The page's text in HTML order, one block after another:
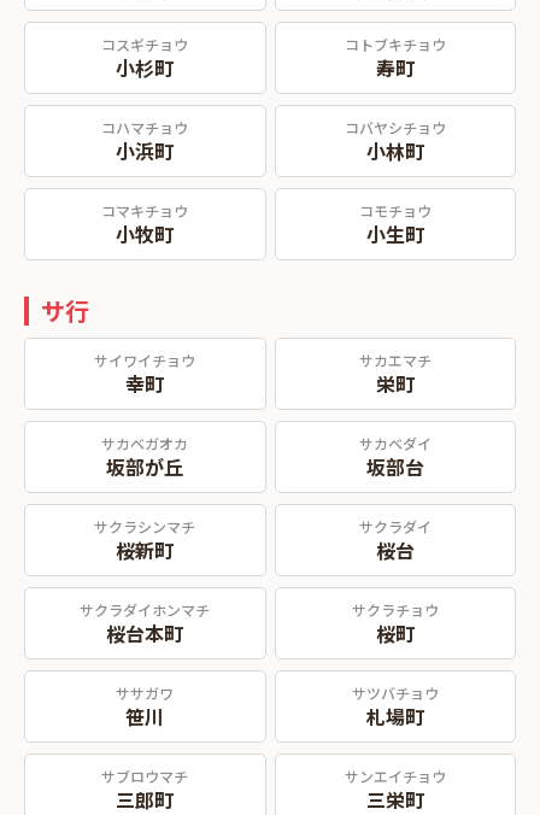
コスギチョウ
小杉町
コトブキチョウ
寿町
コハマチョウ
小浜町
コバヤシチョウ
小林町
コマキチョウ
小牧町
コモチョウ
小生町
サ行
サイワイチョウ
幸町
サカエマチ
栄町
サカベガオカ
坂部が丘
サカベダイ
坂部台
サクラシンマチ
桜新町
サクラダイ
桜台
サクラダイホンマチ
桜台本町
サクラチョウ
桜町
ササガワ
笹川
サツバチョウ
札場町
サブロウマチ
三郎町
サンエイチョウ
三栄町